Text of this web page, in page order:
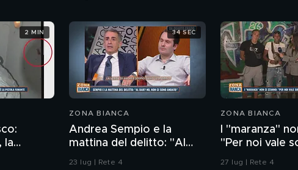
ha
2 MIN
ZONA BIANCA
Andrea Sempio e la
mattina del delitto: "Al
bar' No, non ci sono
23 lug | Rete 4
34 SEC
ZONA BIANCA
I "maranza"
"Per noi vale
della strada"
27 lug | Rete 4